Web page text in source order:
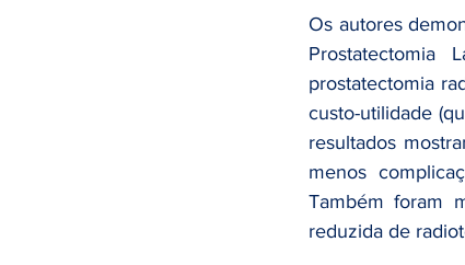
Os autores
Prostatectomia
prostatectomia
custo-utilidade
resultados
menos
Também foram
reduzida de